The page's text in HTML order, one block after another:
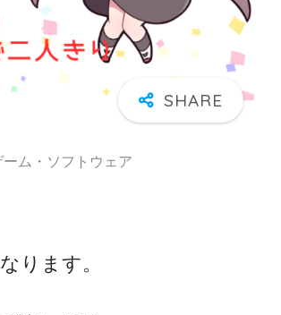
ム・ソフトウェア
ります。